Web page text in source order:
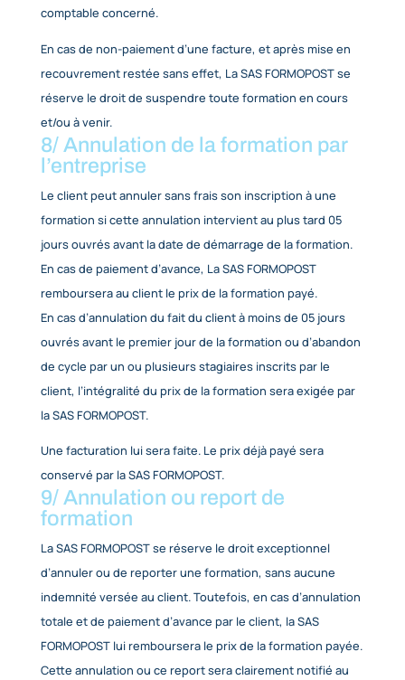
la formation, le reliquat sera alors directement
client.
Si La SAS FORMOPOSTn’a pas reçu la prise en
l’OPCO désigné par le client au1er jour de la
client sera facturé de l’intégralité du coût
la formation réalisée par ce dernier.
La facture est payable au plus tard 30 jours après
émission et son envoi au client par La SAS
prix net et sans escompte.
Conformément à l’article L 441-6 du code de
des pénalités de retard sont dues à défaut de
le jour suivant la date limite de paiement qui figure
facture.
recouvrement s’ajoutera systématiquement à
pénalités.
Pour les stages se déroulant sur 2 années civiles
facture et une attestation intermédiaires
au client au 31 décembre pour clôture de l’exercice
comptable concerné.
En cas de non-paiementd’une facture, et après